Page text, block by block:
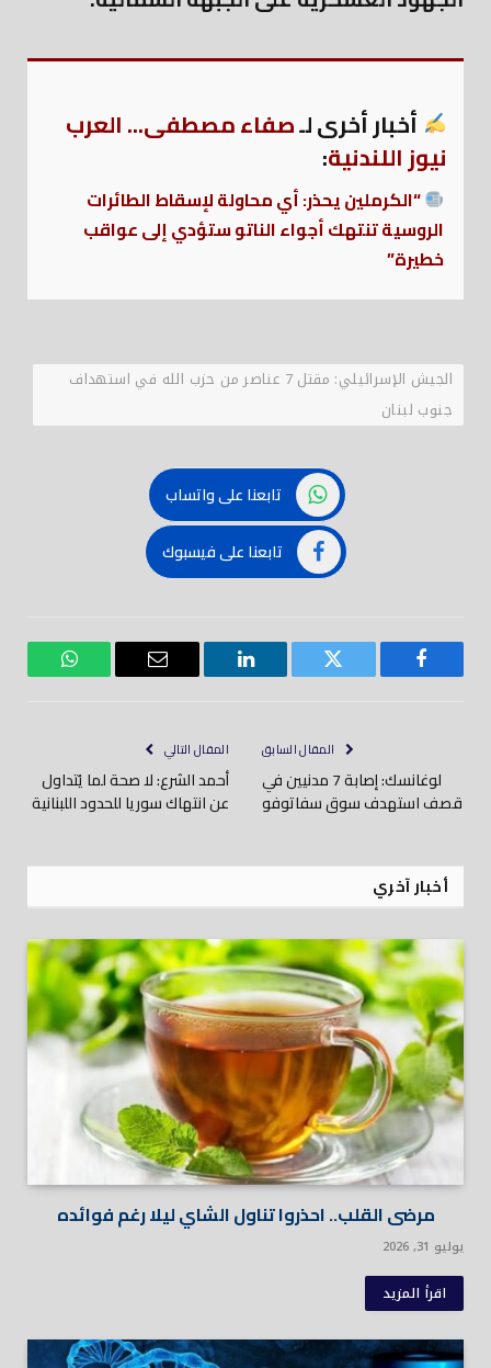
أخبار أخرى لـصفاء مصطفى... العرب
نيوز اللندنية:
“الكرملين يحذر: أي محاولة لإسقاط الطائرات
الروسية تنتهك أجواء الناتو ستؤدي إلى عواقب
خطيرة”
الجيش الإسرائيلي: مقتل 7 عناصر من حزب الله في استهداف
جنوب لبنان
تابعنا على واتساب
تابعنا على فيسبوك
فيسبوك تويتر لينكدود
بريد
واتساب
المقال السابق
لوغانسك: إصابة 7 مدنيين في
قصف استهدف سوق سفاتوفو
المقال التالي
أحمد الشرع: لا صحة لما يُتداول
عن انتهاك سوريا للحدود اللبنانية
أخبار آخري
مرضى القلب.. احذروا تناول الشاي ليلا رغم فوائده
يوليو 31, 2026
اقرأ المزيد